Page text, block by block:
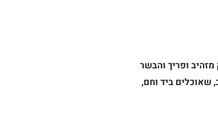
ופריך והבשר
שאוכלים ביד וחם,